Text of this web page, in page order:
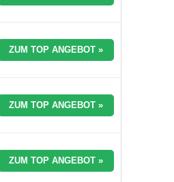
ZUM TOP ANGEBOT »
ZUM TOP ANGEBOT »
ZUM TOP ANGEBOT »